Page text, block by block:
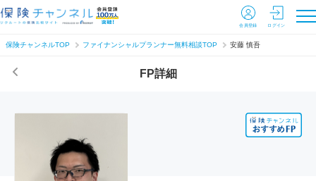
会員登録 ログイン
保険チャンネルTOP ファイナンシャルプランナー無料相談TOP 安藤 慎吾
FP詳細